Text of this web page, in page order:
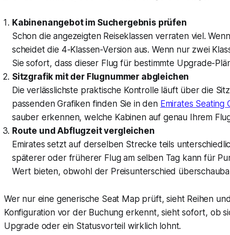
Kabinenangebot im Suchergebnis prüfen
Schon die angezeigten Reiseklassen verraten viel.
scheidet die 4-Klassen-Version aus. Wenn nur zwei
Sie sofort, dass dieser Flug für bestimmte Upgrade-
Sitzgrafik mit der Flugnummer abgleichen
Die verlässlichste praktische Kontrolle läuft über die
passenden Grafiken finden Sie in den Emirates Seating
sauber erkennen, welche Kabinen auf genau Ihrem
Route und Abflugzeit vergleichen
Emirates setzt auf derselben Strecke teils
späterer oder früherer Flug am selben Tag kann für
Wert bieten, obwohl der Preisunterschied
Wer nur eine generische Seat Map prüft, sieht Reihen
Konfiguration vor der Buchung erkennt, sieht sofort, ob
Upgrade oder ein Statusvorteil wirklich lohnt.